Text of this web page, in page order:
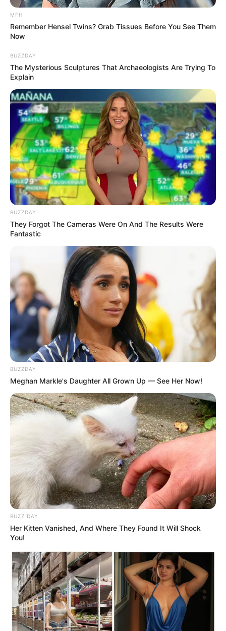
Adam Farrel
0
fans love
VOTE
Tanggal Lahir:
14 Januari2004
Tempat Lahir:
Jakarta,Indonesia
Umur:
22 Tahun
Profesi:
Aktor,Model
Edit
Adam Farrel adalah seorang aktor dan model yang berasal dari
Jakarta, Indonesia.
Namanya dikenal lewat akting di film
Orang Kaya Baru
MFH
Remember Hensel Twins? Grab Tissues Before You See Them
Now
BUZZDAY
The Mysterious Sculptures That Archaeologists Are Trying To
Explain
BUZZDAY
They Forgot The Cameras Were On And The Results Were
Fantastic
BUZZDAY
Meghan Markle's Daughter All Grown Up — See Her Now!
BUZZ DAY
Her Kitten Vanished, And Where They Found It Will Shock
You!